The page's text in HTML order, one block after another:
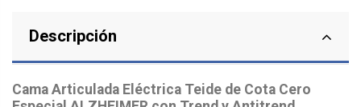
Descripción
Cama Articulada Eléctrica Teide de Cota Cero